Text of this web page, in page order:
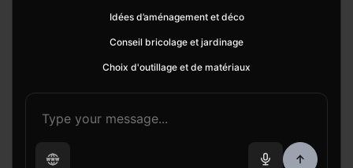
Idées d’aménagement et déco
Conseil bricolage et jardinage
Choix d'outillage et de matériaux